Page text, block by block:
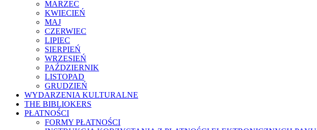
MARZEC
KWIECIEŃ
MAJ
CZERWIEC
LIPIEC
SIERPIEŃ
WRZESIEŃ
PAŹDZIERNIK
LISTOPAD
GRUDZIEŃ
WYDARZENIA KULTURALNE
THE BIBLIOKERS
PŁATNOŚCI
FORMY PŁATNOŚCI